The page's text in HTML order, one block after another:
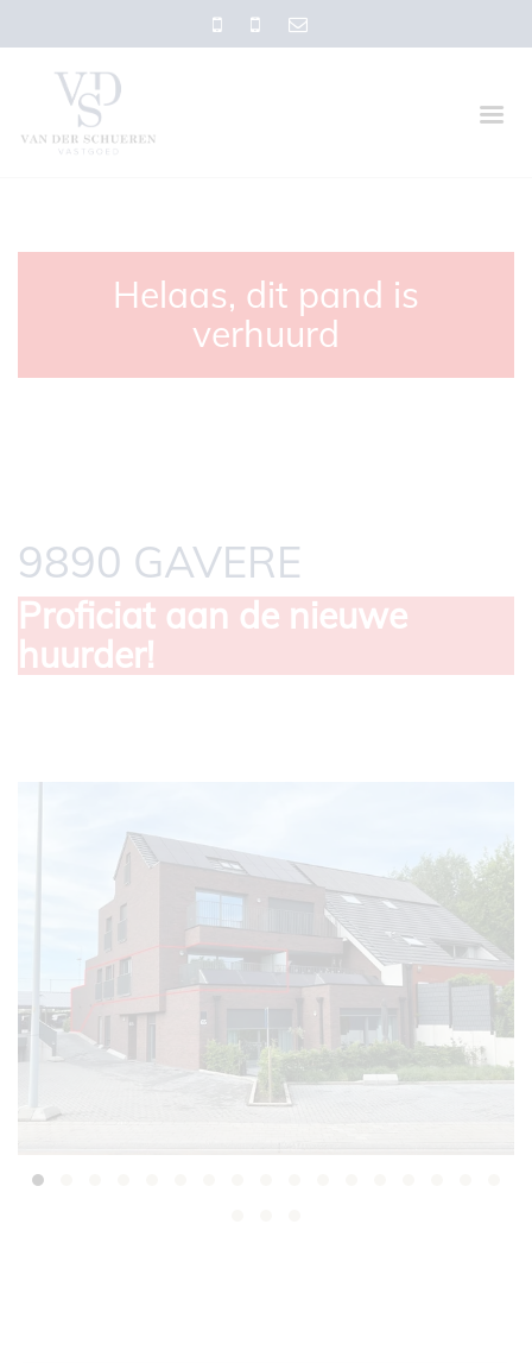
Helaas, dit pand is
verhuurd
9890 GAVERE
Proficiat aan de nieuwe
huurder!